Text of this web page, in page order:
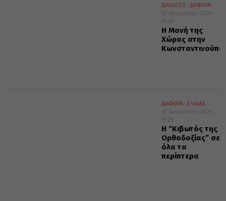
ΔΙΑΛΟΓΟΣ
ΔΙΑΦΟΡΑ
07 Αυγούστου 2026
19:40
Η Μονή της
Χώρας στην
ΔΙΑΦΟΡΑ
ΕΛΛΑΔΑ
07 Αυγούστου 2026
19:25
Η “Κιβωτός της
Ορθοδοξίας” σε
όλα τα
περίπτερα